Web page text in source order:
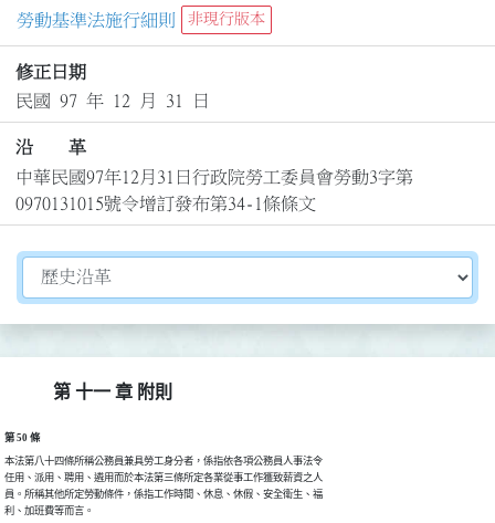
勞動基準法施行細則
非現行版本
修正日期
民國 97 年 12 月 31 日
沿 革
中華民國97年12月31日行政院勞工委員會勞動3字第
0970131015號令增訂發布第34-1條條文
切換選擇法規資訊內容
第 十一 章 附則
第 50 條
本法第八十四條所稱公務員兼具勞工身分者，係指依各項公務員人事法令
任用、派用、聘用、遴用而於本法第三條所定各業從事工作獲致薪資之人
員。所稱其他所定勞動條件，係指工作時間、休息、休假、安全衛生、福
利、加班費等而言。